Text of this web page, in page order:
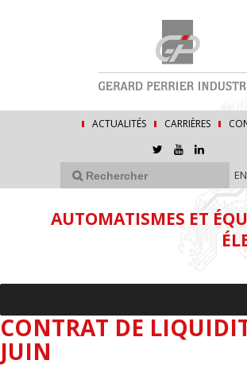
ACTUALITÉS CARRIÈRES
EN
AUTOMATISMES ET
CONTRAT DE
JUIN